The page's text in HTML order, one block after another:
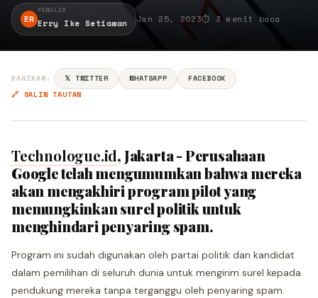
ER
PENULIS
Erry Ike Setiawan Jan 25, 2023⏱ 3 menit baca
BAGIKAN: 𝕏 TWITTER WHATSAPP
FACEBOOK
🔗 SALIN TAUTAN
Technologue.id, Jakarta - Perusahaan
Google telah mengumumkan bahwa mereka
akan mengakhiri program pilot yang
memungkinkan surel politik untuk
menghindari penyaring spam.
Program ini sudah digunakan oleh partai politik dan kandidat
dalam pemilihan di seluruh dunia untuk mengirim surel kepada
pendukung mereka tanpa terganggu oleh penyaring spam.